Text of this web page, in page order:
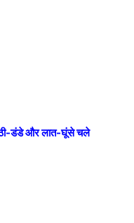
डंडे और लात-घूंसे चले